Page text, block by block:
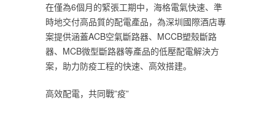
在僅為6個月的緊張工期中，海格電氣快速、準
時地交付高品質的配電產品，為深圳國際酒店專
案提供涵蓋ACB空氣斷路器、MCCB塑殼斷路
器、MCB微型斷路器等產品的低壓配電解決方
案，助力防疫工程的快速、高效搭建。
高效配電，共同戰”疫”